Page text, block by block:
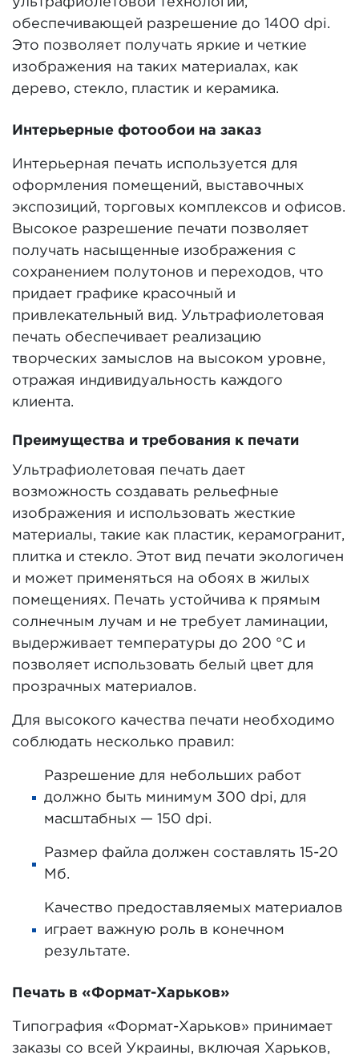
ультрафиолетовой технологии,
обеспечивающей разрешение до 1400 dpi.
Это позволяет получать яркие и четкие
изображения на таких материалах, как
дерево, стекло, пластик и керамика.
Интерьерные фотообои на заказ
Интерьерная печать используется для
оформления помещений, выставочных
экспозиций, торговых комплексов и офисов.
Высокое разрешение печати позволяет
получать насыщенные изображения с
сохранением полутонов и переходов, что
придает графике красочный и
привлекательный вид. Ультрафиолетовая
печать обеспечивает реализацию
творческих замыслов на высоком уровне,
отражая индивидуальность каждого
клиента.
Преимущества и требования к печати
Ультрафиолетовая печать дает
возможность создавать рельефные
изображения и использовать жесткие
материалы, такие как пластик, керамогранит,
плитка и стекло. Этот вид печати экологичен
и может применяться на обоях в жилых
помещениях. Печать устойчива к прямым
солнечным лучам и не требует ламинации,
выдерживает температуры до 200 °С и
позволяет использовать белый цвет для
прозрачных материалов.
Для высокого качества печати необходимо
соблюдать несколько правил:
Разрешение для небольших работ
должно быть минимум 300 dpi, для
масштабных — 150 dpi.
Размер файла должен составлять 15-20
Мб.
Качество предоставляемых материалов
играет важную роль в конечном
результате.
Печать в «Формат-Харьков»
Типография «Формат-Харьков» принимает
заказы со всей Украины, включая Харьков,